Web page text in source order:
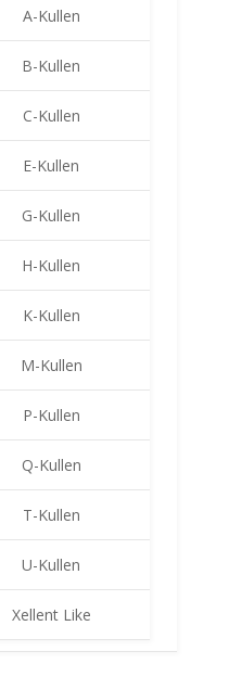
A-Kullen
B-Kullen
C-Kullen
E-Kullen
G-Kullen
H-Kullen
K-Kullen
M-Kullen
P-Kullen
Q-Kullen
T-Kullen
U-Kullen
Xellent Like